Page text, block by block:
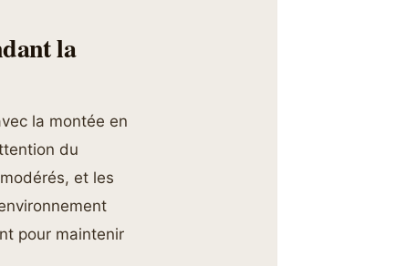
la
la montée en
du
et les
pour maintenir